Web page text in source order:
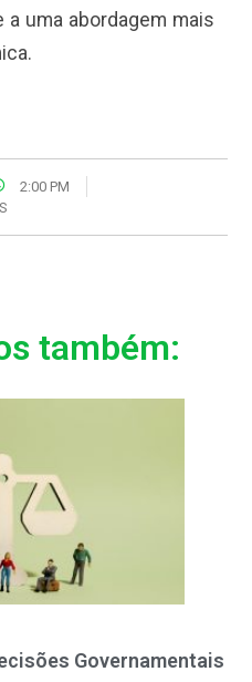
a uma abordagem mais
2:00 PM
também:
Governamentais